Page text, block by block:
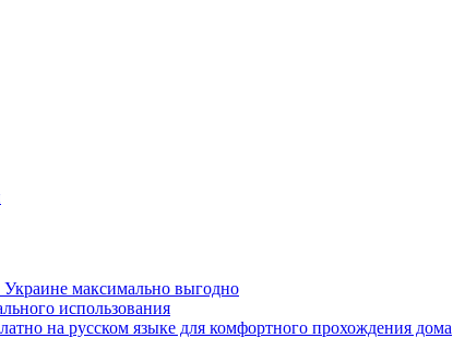
максимально выгодно
использования
на русском языке для комфортного прохождения дома